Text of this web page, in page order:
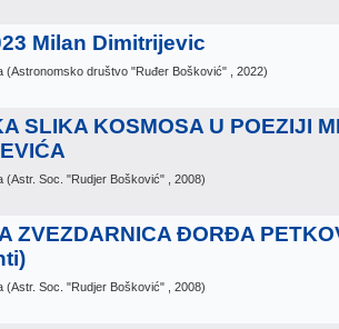
Milan Dimitrijevic
(Astronomsko društvo "Ruđer Bošković" , 2022)
SLIKA KOSMOSA U POEZIJI
(Astr. Soc. "Rudjer Bošković" , 2008)
ZVEZDARNICA ĐORĐA
(Astr. Soc. "Rudjer Bošković" , 2008)